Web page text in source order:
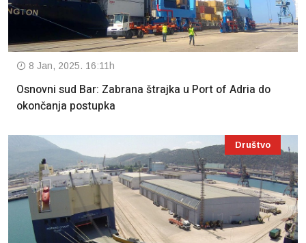
8 Jan, 2025. 16:11h
Osnovni sud Bar: Zabrana štrajka u Port of Adria do
okončanja postupka
Društvo